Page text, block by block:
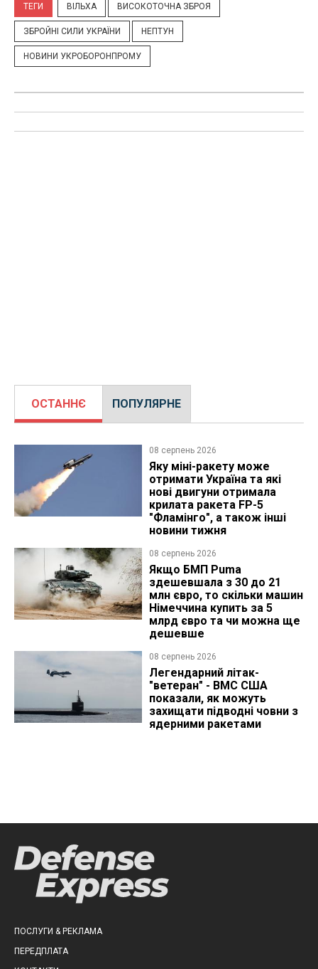
ТЕГИ ВІЛЬХА ВИСОКОТОЧНА ЗБРОЯ
ЗБРОЙНІ СИЛИ УКРАЇНИ НЕПТУН
НОВИНИ УКРОБОРОНПРОМУ
ОСТАННЄ ПОПУЛЯРНЕ
08 серпень 2026
Яку міні-ракету може
отримати Україна та які
нові двигуни отримала
крилата ракета FP-5
"Фламінго", а також інші
новини тижня
08 серпень 2026
Якщо БМП Puma
здешевшала з 30 до 21
млн євро, то скільки машин
Німеччина купить за 5
млрд євро та чи можна ще
дешевше
08 серпень 2026
Легендарний літак-
"ветеран" - ВМС США
показали, як можуть
захищати підводні човни з
ядерними ракетами
ПОСЛУГИ & РЕКЛАМА
ПЕРЕДПЛАТА